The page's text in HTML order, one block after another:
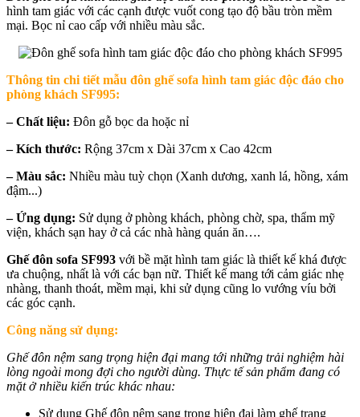
hình tam giác với các cạnh được vuốt cong tạo độ bầu tròn mềm
mại. Bọc nỉ cao cấp với nhiều màu sắc.
Thông tin chi tiết mẫu đôn ghế sofa hình tam giác độc đáo cho
phòng khách SF995:
– Chất liệu: Đôn gỗ bọc da hoặc nỉ
– Kích thước: Rộng 37cm x Dài 37cm x Cao 42cm
– Màu sắc: Nhiều màu tuỳ chọn (Xanh dương, xanh lá, hồng, xám
đậm...)
– Ứng dụng: Sử dụng ở phòng khách, phòng chờ, spa, thẩm mỹ
viện, khách sạn hay ở cả các nhà hàng quán ăn….
Ghế đôn sofa SF993 với bề mặt hình tam giác là thiết kế khá được
ưa chuộng, nhất là với các bạn nữ. Thiết kế mang tới cảm giác nhẹ
nhàng, thanh thoát, mềm mại, khi sử dụng cũng lo vướng víu bởi
các góc cạnh.
Công năng sử dụng:
Ghế đôn nệm sang trọng hiện đại mang tới những trải nghiệm hài
lòng ngoài mong đợi cho người dùng. Thực tế sản phẩm đang có
mặt ở nhiều kiến trúc khác nhau:
Sử dụng Ghế đôn nệm sang trọng hiện đại làm ghế trang